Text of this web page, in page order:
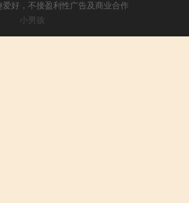
好，不接盈利性广告及商业合作
小男孩